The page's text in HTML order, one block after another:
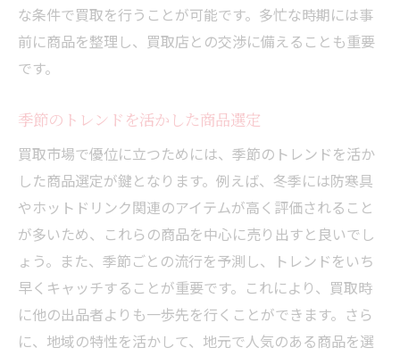
な条件で買取を行うことが可能です。多忙な時期には事
前に商品を整理し、買取店との交渉に備えることも重要
です。
季節のトレンドを活かした商品選定
買取市場で優位に立つためには、季節のトレンドを活か
した商品選定が鍵となります。例えば、冬季には防寒具
やホットドリンク関連のアイテムが高く評価されること
が多いため、これらの商品を中心に売り出すと良いでし
ょう。また、季節ごとの流行を予測し、トレンドをいち
早くキャッチすることが重要です。これにより、買取時
に他の出品者よりも一歩先を行くことができます。さら
に、地域の特性を活かして、地元で人気のある商品を選